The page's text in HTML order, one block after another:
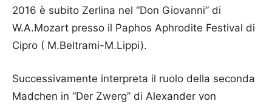
2016 è subito Zerlina nel “Don Giovanni” di
W.A.Mozart presso il Paphos Aphrodite Festival di
Cipro ( M.Beltrami-M.Lippi).
Successivamente interpreta il ruolo della seconda
Madchen in “Der Zwerg” di Alexander von